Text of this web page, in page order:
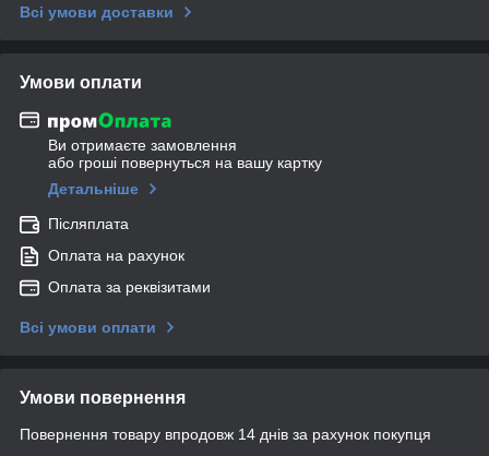
Всі умови доставки
Умови оплати
Ви отримаєте замовлення
або гроші повернуться на вашу картку
Детальніше
Післяплата
Оплата на рахунок
Оплата за реквізитами
Всі умови оплати
Умови повернення
Повернення товару впродовж 14 днів за рахунок покупця